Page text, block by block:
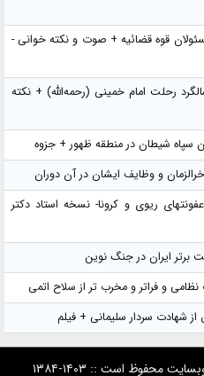
قوه قضائیه + صوت و نکته خوانی -
رحلت امام خمینی (رحمه‌الله) + نکته
شیطان در منطقه ظهور + جزوه
و وظایف ایشان در آن دوران
ریوی و کرونا- نسخه استاد دکتر
ایران در جنگ نوین
و فراتر و مخرب تر از سلاح اتمی
از شهادت سردار سلیمانی + فیلم
محفوظ است :: ۱۴۰۳-۱۳۸۴